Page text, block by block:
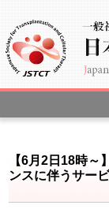
【6月2日18時
ンスに伴うサー